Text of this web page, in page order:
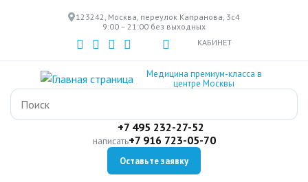
к
основному
содержанию
123242, Москва, переулок Капранова, 3с4
9:00 – 21:00 без выходных
КАБИНЕТ
Медицина премиум-класса в
центре Москвы
+7 495 232-27-52
написать+7 916 723-05-70
Оставьте заявку